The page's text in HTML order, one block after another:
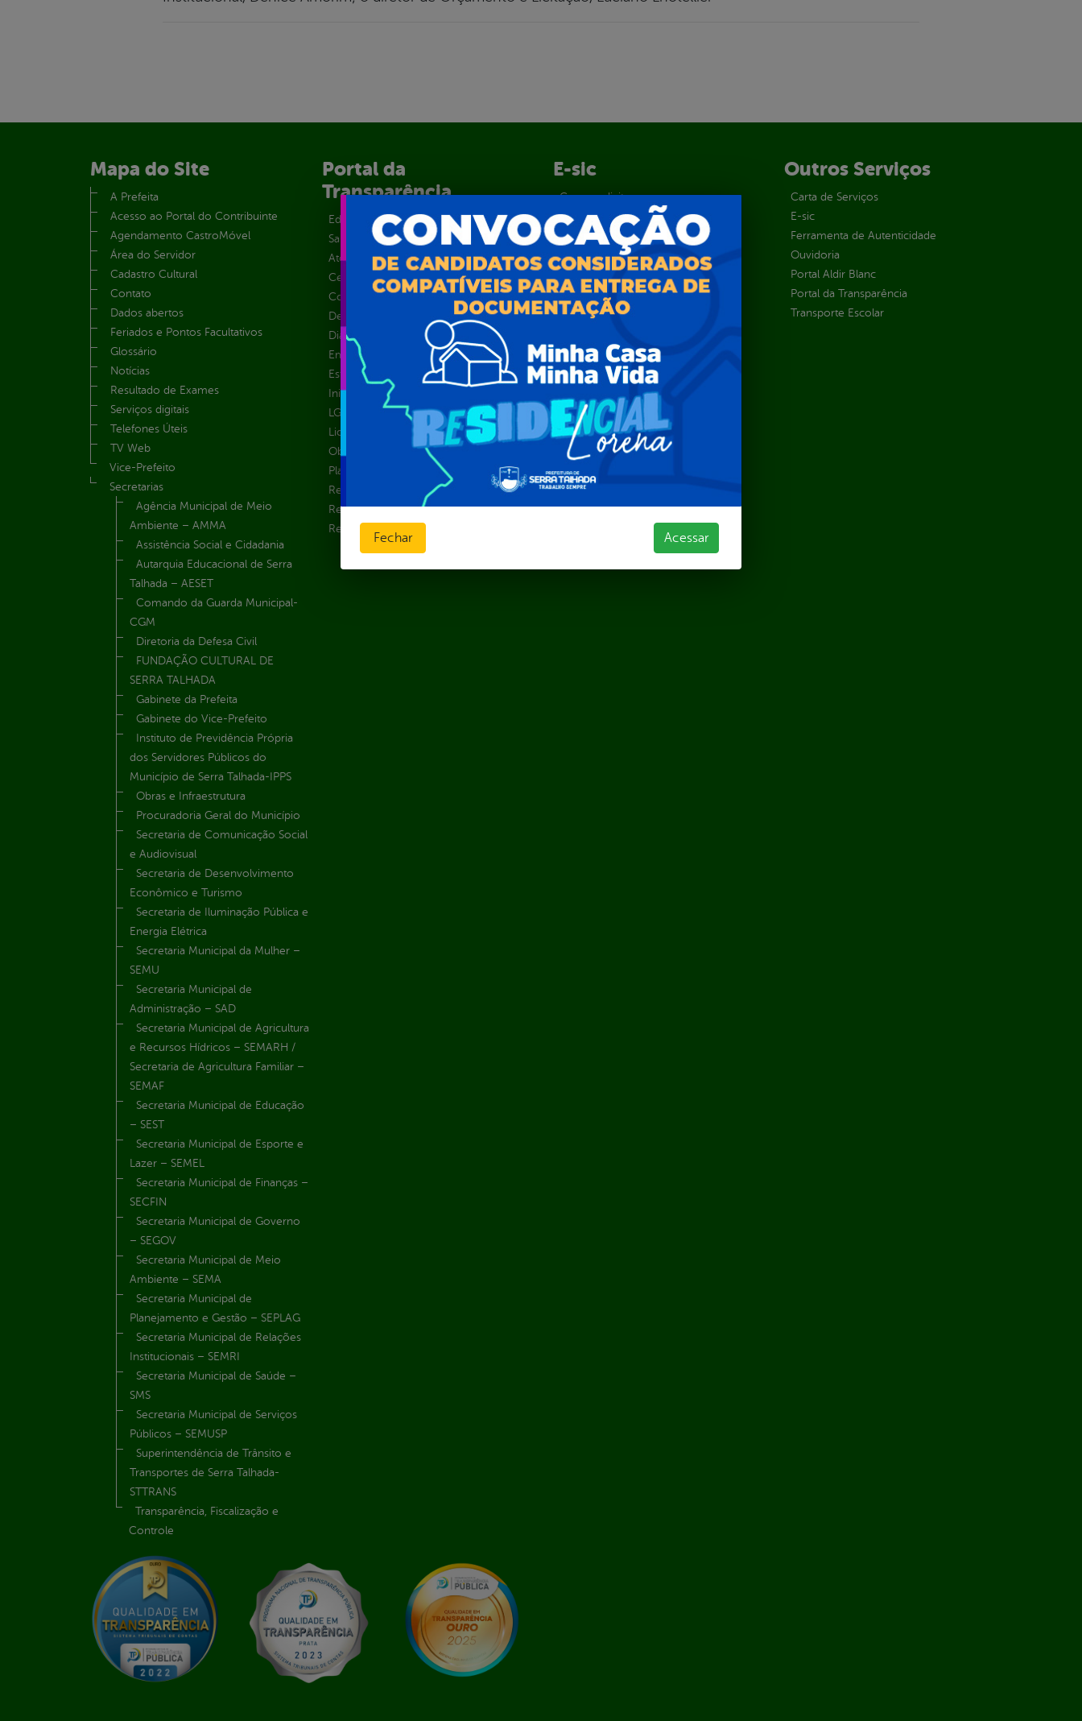
Mapa do Site
A Prefeita
Acesso ao Portal do Contribuinte
Agendamento CastroMóvel
Área do Servidor
Cadastro Cultural
Contato
Dados abertos
Feriados e Pontos Facultativos
Glossário
Notícias
Resultado de Exames
Serviços digitais
Telefones Úteis
TV Web
Vice-Prefeito
Secretarias
Agência Municipal de Meio
Ambiente – AMMA
Assistência Social e Cidadania
Autarquia Educacional de Serra
Talhada – AESET
Comando da Guarda Municipal-
CGM
Diretoria da Defesa Civil
FUNDAÇÃO CULTURAL DE
SERRA TALHADA
Gabinete da Prefeita
Gabinete do Vice-Prefeito
Instituto de Previdência Própria
dos Servidores Públicos do
Município de Serra Talhada-IPPS
Obras e Infraestrutura
Procuradoria Geral do Município
Secretaria de Comunicação Social
e Audiovisual
Secretaria de Desenvolvimento
Econômico e Turismo
Secretaria de Iluminação Pública e
Energia Elétrica
Secretaria Municipal da Mulher –
SEMU
Secretaria Municipal de
Administração – SAD
Secretaria Municipal de Agricultura
e Recursos Hídricos – SEMARH /
Secretaria de Agricultura Familiar –
SEMAF
Secretaria Municipal de Educação
– SEST
Secretaria Municipal de Esporte e
Lazer – SEMEL
Secretaria Municipal de Finanças –
SECFIN
Secretaria Municipal de Governo
– SEGOV
Secretaria Municipal de Meio
Ambiente – SEMA
Secretaria Municipal de
Planejamento e Gestão – SEPLAG
Secretaria Municipal de Relações
Institucionais – SEMRI
Secretaria Municipal de Saúde –
SMS
Secretaria Municipal de Serviços
Públicos – SEMUSP
Superintendência de Trânsito e
Transportes de Serra Talhada-
STTRANS
Transparência, Fiscalização e
Controle
Portal da
Transparência
Educação
Saúde
Atos normativos
Central de Dúvidas
Convênios e Transferências
Despesas
Diárias
Emendas parlamentares
Estrutura Organizacional
Inicio
LGPD e Governo Digital
Licitações e Contratos
Obras Públicas
Planejamento e Prestação de Contas
Receitas
Recursos Humanos
Renúncias de Receitas
E-sic
Como solicitar
Consulte sua Solicitação
Decretos
Estatísticas
Formulários
Prazos e autoridades
Sic Físico
Solicitar Recurso
Solicitar um pedido
Outros Serviços
Carta de Serviços
E-sic
Ferramenta de Autenticidade
Ouvidoria
Portal Aldir Blanc
Portal da Transparência
Transporte Escolar
Fechar Acessar